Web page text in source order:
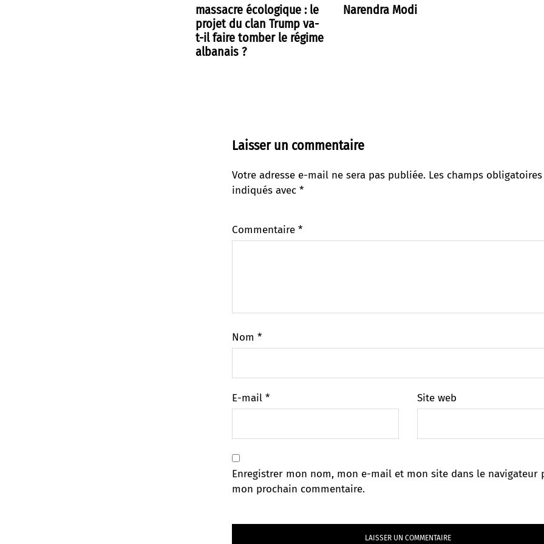
massacre écologique : le
projet du clan Trump va-
t-il faire tomber le régime
albanais ?
Narendra Modi
Laisser un commentaire
Votre adresse e-mail ne sera pas publiée. Les champs
indiqués avec *
Commentaire *
Nom *
E-mail * Site web
Enregistrer mon nom, mon e-mail et mon site dans le navigateur
mon prochain commentaire.